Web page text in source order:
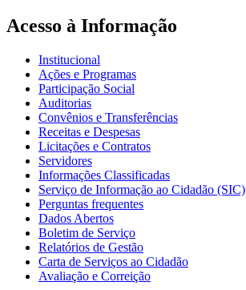
Acesso à Informação
Institucional
Ações e Programas
Participação Social
Auditorias
Convênios e Transferências
Receitas e Despesas
Licitações e Contratos
Servidores
Informações Classificadas
Serviço de Informação ao Cidadão (SIC)
Perguntas frequentes
Dados Abertos
Boletim de Serviço
Relatórios de Gestão
Carta de Serviços ao Cidadão
Avaliação e Correição